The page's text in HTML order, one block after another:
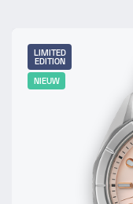
LIMITED
EDITION
NIEUW